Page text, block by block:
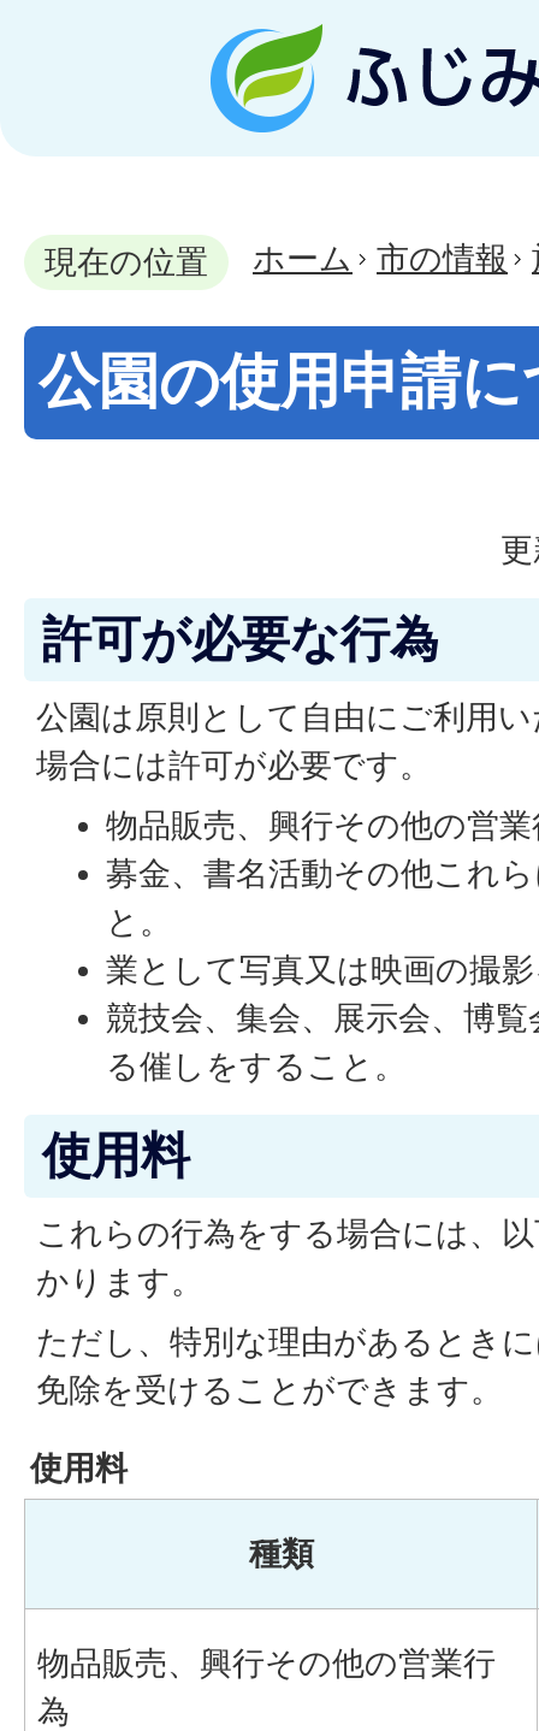
現在の位置 ホーム 市の情報
公園の使用申請
許可が必要な行為
公園は原則として自由にご利用
場合には許可が必要です。
物品販売、興行その他の営
募金、書名活動その他これ
と。
業として写真又は映画の撮
競技会、集会、展示会、博
る催しをすること。
使用料
これらの行為をする場合には、
かります。
ただし、特別な理由があるとき
免除を受けることができます。
種類
使用料
物品販売、興行その他の営業行
為